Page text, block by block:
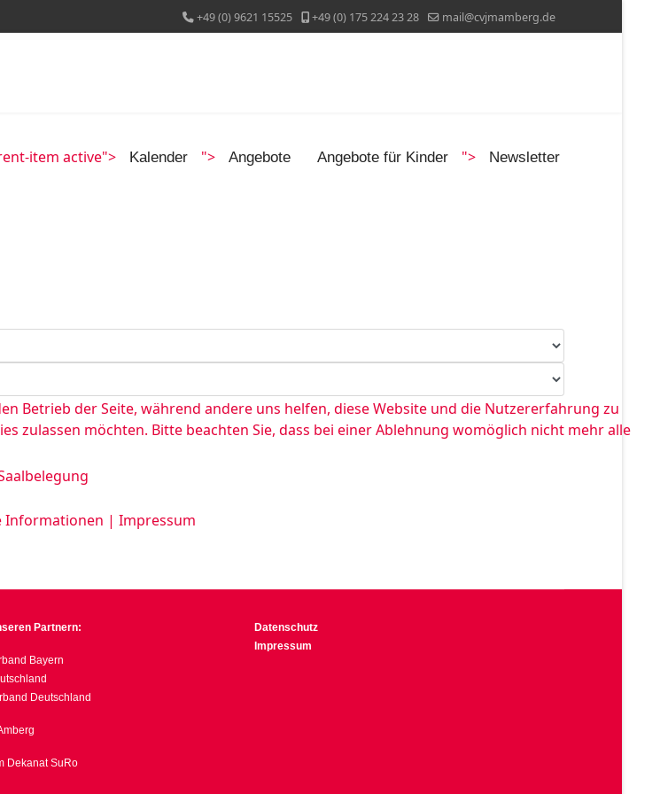
+49 (0) 9621 15525 +49 (0) 175 224 23 28 mail@cvjmamberg.de
item active"> Kalender "> Angebote Angebote für Kinder "> Newsletter
Partnern:
Bayern
Deutschland
Dekanat SuRo
Datenschutz
Impressum
Betrieb der Seite, während andere uns helfen, diese Website und die Nutzererfahrung zu
zulassen möchten. Bitte beachten Sie, dass bei einer Ablehnung womöglich nicht mehr alle
Informationen | Impressum